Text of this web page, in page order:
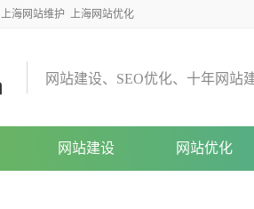
上海网站维护 上海网站优化
网 站建设、 SEO优化、 十年网 站
网站建设 网站优化